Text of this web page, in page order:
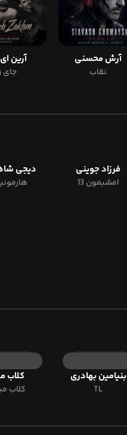
آرش محسنی
نقاب
آرین
جای
فرزاد جوینی
امشبمون 13
دیجی
بنیامین بهادری
TL
کلاب
کلاب